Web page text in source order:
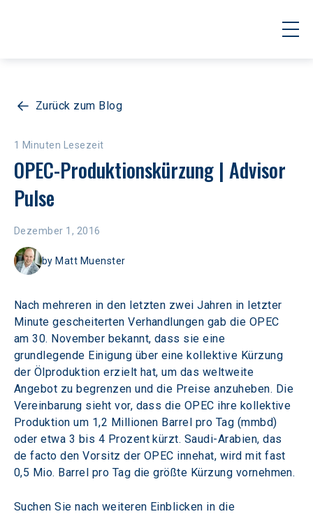
Zurück zum Blog
1 Minuten Lesezeit
OPEC-Produktionskürzung | Advisor
Pulse
Dezember 1, 2016
by Matt Muenster
Nach mehreren in den letzten zwei Jahren in letzter
Minute gescheiterten Verhandlungen gab die OPEC
am 30. November bekannt, dass sie eine
grundlegende Einigung über eine kollektive Kürzung
der Ölproduktion erzielt hat, um das weltweite
Angebot zu begrenzen und die Preise anzuheben. Die
Vereinbarung sieht vor, dass die OPEC ihre kollektive
Produktion um 1,2 Millionen Barrel pro Tag (mmbd)
oder etwa 3 bis 4 Prozent kürzt. Saudi-Arabien, das
de facto den Vorsitz der OPEC innehat, wird mit fast
0,5 Mio. Barrel pro Tag die größte Kürzung vornehmen.
Suchen Sie nach weiteren Einblicken in die